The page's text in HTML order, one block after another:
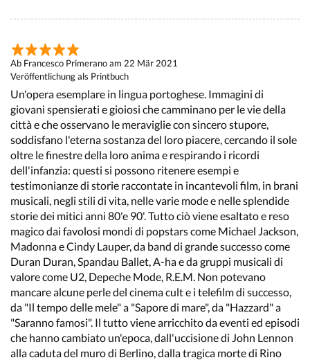
Ab Francesco Primerano am 22 Mär 2021
Veröffentlichung als Printbuch
Un'opera esemplare in lingua portoghese. Immagini di
giovani spensierati e gioiosi che camminano per le vie della
città e che osservano le meraviglie con sincero stupore,
soddisfano l'eterna sostanza del loro piacere, cercando il sole
oltre le finestre della loro anima e respirando i ricordi
dell'infanzia: questi si possono ritenere esempi e
testimonianze di storie raccontate in incantevoli film, in brani
musicali, negli stili di vita, nelle varie mode e nelle splendide
storie dei mitici anni 80'e 90'. Tutto ciò viene esaltato e reso
magico dai favolosi mondi di popstars come Michael Jackson,
Madonna e Cindy Lauper, da band di grande successo come
Duran Duran, Spandau Ballet, A-ha e da gruppi musicali di
valore come U2, Depeche Mode, R.E.M. Non potevano
mancare alcune perle del cinema cult e i telefilm di successo,
da "Il tempo delle mele" a "Sapore di mare", da "Hazzard" a
"Saranno famosi". Il tutto viene arricchito da eventi ed episodi
che hanno cambiato un'epoca, dall'uccisione di John Lennon
alla caduta del muro di Berlino, dalla tragica morte di Rino